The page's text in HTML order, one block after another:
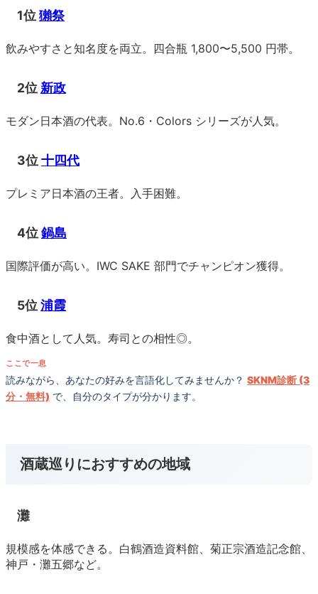
1位 獺祭
飲みやすさと知名度を両立。四合瓶 1,800〜5,500 円帯。
2位 新政
モダン日本酒の代表。No.6・Colors シリーズが人気。
3位 十四代
プレミア日本酒の王者。入手困難。
4位 鍋島
国際評価が高い。IWC SAKE 部門でチャンピオン獲得。
5位 浦霞
食中酒として人気。寿司との相性◎。
ここで一息
読みながら、あなたの好みを言語化してみませんか？ SKNM診断 (3
分・無料) で、自分のタイプが分かります。
酒蔵巡りにおすすめの地域
灘
規模感を体感できる。白鶴酒造資料館、菊正宗酒造記念館、
神戸・灘五郷など。